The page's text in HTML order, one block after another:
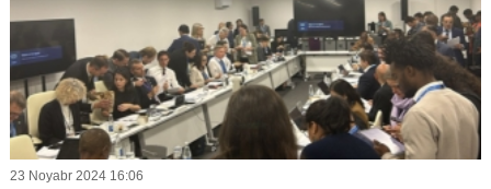
23 Noyabr 2024 16:06